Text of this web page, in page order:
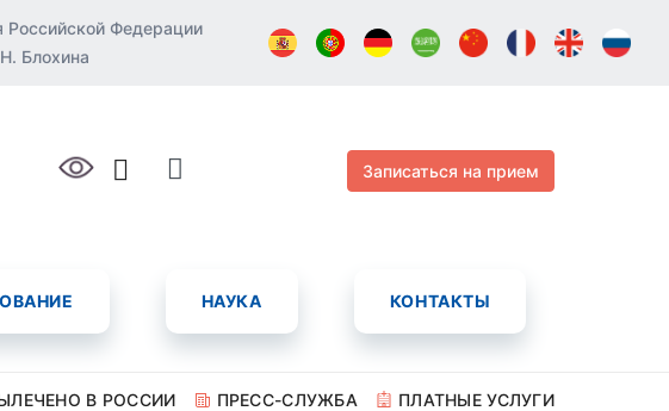
Российской Федерации
Блохина
Записаться на прием
НАУКА КОНТАКТЫ
В РОССИИ ПРЕСС-СЛУЖБА
ПЛАТНЫЕ УСЛУГИ